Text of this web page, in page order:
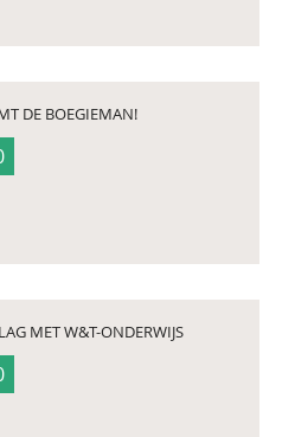
DE BOEGIEMAN!
MET W&T-ONDERWIJS